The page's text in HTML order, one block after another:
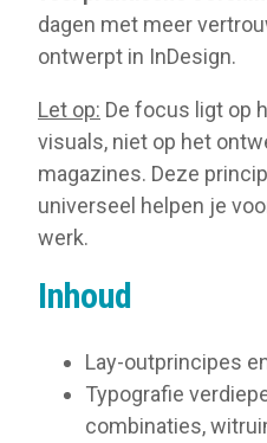
dagen met meer
ontwerpt in InDesign.
Let op: De focus ligt op
visuals, niet op het
magazines. Deze
universeel helpen je
werk.
Inhoud
Lay-outprincipes
Typografie
combinaties,